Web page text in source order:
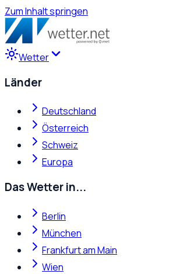
Zum Inhalt springen
Wetter
Länder
Deutschland
Österreich
Schweiz
Europa
Das Wetter in...
Berlin
München
Frankfurt am Main
Wien